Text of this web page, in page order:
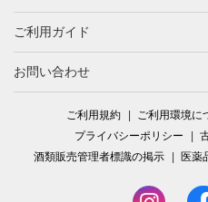
ご利用ガイド
お問い合わせ
ご利用規約 ご利用環境に
プライバシーポリシー
酒類販売管理者標識の掲示
医薬